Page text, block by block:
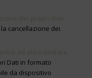
cancellazione dei
Dati in formato
da dispositivo